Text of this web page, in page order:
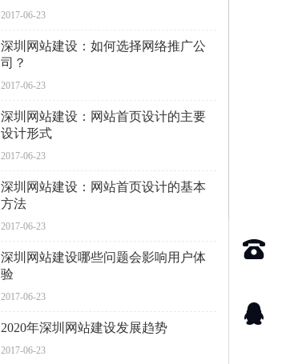
2017-06-23
深圳网站建设：如何选择网络推广公
司？
2017-06-23
深圳网站建设：网站首页设计的主要
设计形式
2017-06-23
深圳网站建设：网站首页设计的基本
方法
2017-06-23
深圳网站建设哪些问题会影响用户体
验
2017-06-23
2020年深圳网站建设发展趋势
2017-06-23